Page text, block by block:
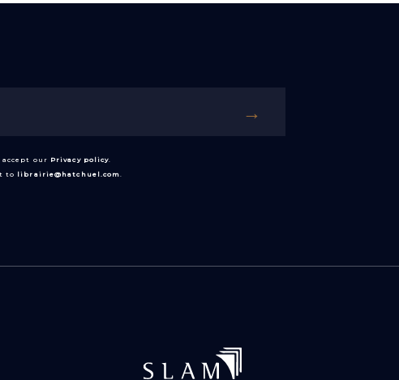
accept our Privacy policy.
to librairie@hatchuel.com.